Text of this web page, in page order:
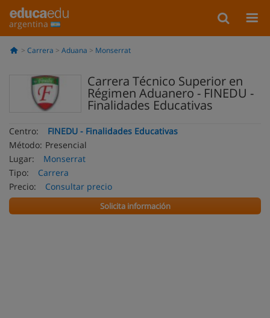
argentina
Carrera Aduana Monserrat
Carrera Técnico Superior en
Régimen Aduanero - FINEDU -
Finalidades Educativas
Centro:
FINEDU - Finalidades Educativas
Método: Presencial
Lugar:
Monserrat
Tipo:
Carrera
Precio:
Consultar precio
Solicita información